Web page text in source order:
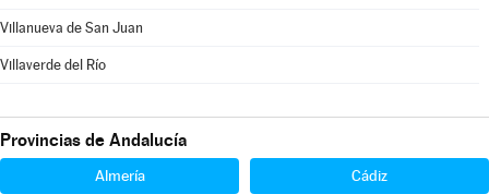
Villanueva de San Juan
Villaverde del Río
Provincias de Andalucía
Almería Cádiz